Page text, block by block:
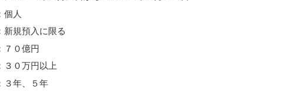
個人
新規預入に限る
７０億円
３０万円以上
３年、５年